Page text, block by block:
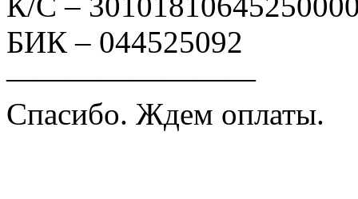
БИК – 044525092
————————
Спасибо. Ждем оплаты.